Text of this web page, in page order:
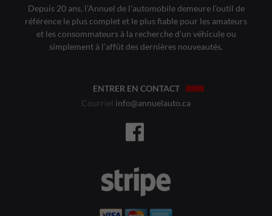
Depuis 20 ans, l’Annuel de l’automobile demeure l’outil de
référence le plus complet et le plus fiable pour les amateurs
et les consommateurs à la recherche d’un véhicule ou
simplement à l’affût des dernières nouveautés.
ENTRER EN CONTACT
Courriel info@annuelauto.ca